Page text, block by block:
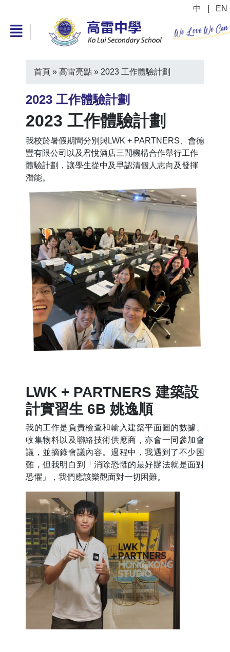
中 EN
首頁 » 高雷亮點 » 2023 工作體驗計劃
2023 工作體驗計劃
2023 工作體驗計劃
我校於暑假期間分別與LWK + PARTNERS、會德
豐有限公司以及君悅酒店三間機構合作舉行工作
體驗計劃，讓學生從中及早認清個人志向及發揮
潛能。
LWK + PARTNERS 建築設
計實習生 6B 姚逸順
我的工作是負責檢查和輸入建築平面圖的數據、
收集物料以及聯絡技術供應商，亦會一同參加會
議，並摘錄會議內容。過程中，我遇到了不少困
難，但我明白到「消除恐懼的最好辦法就是面對
恐懼」，我們應該樂觀面對一切困難。